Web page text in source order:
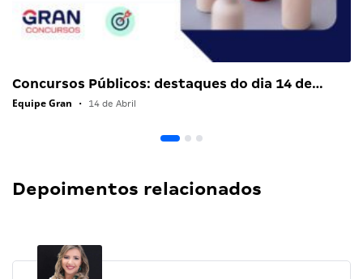
Concursos Públicos: destaques do dia 14 de…
Equipe Gran • 14 de Abril
Depoimentos relacionados